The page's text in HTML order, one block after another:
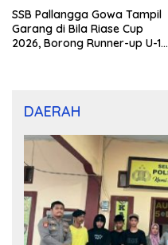
SSB Pallangga Gowa Tampil
Garang di Bila Riase Cup
2026, Borong Runner-up U-10
DAERAH